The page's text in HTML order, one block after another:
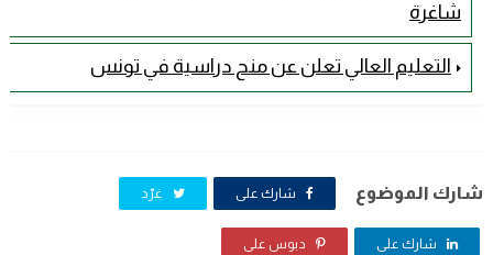
شاغرة
التعليم العالي تعلن عن منح دراسية في تونس
شارك الموضوع شارك على غرّد
شارك على دبوس على